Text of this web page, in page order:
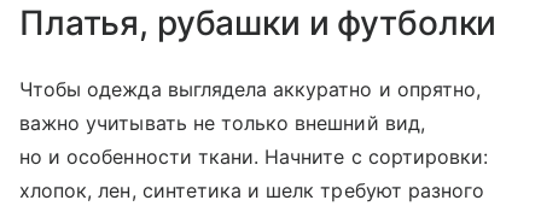
Платья, рубашки и футболки
Чтобы одежда выглядела аккуратно и опрятно,
важно учитывать не только внешний вид,
но и особенности ткани. Начните с сортировки:
хлопок, лен, синтетика и шелк требуют разного